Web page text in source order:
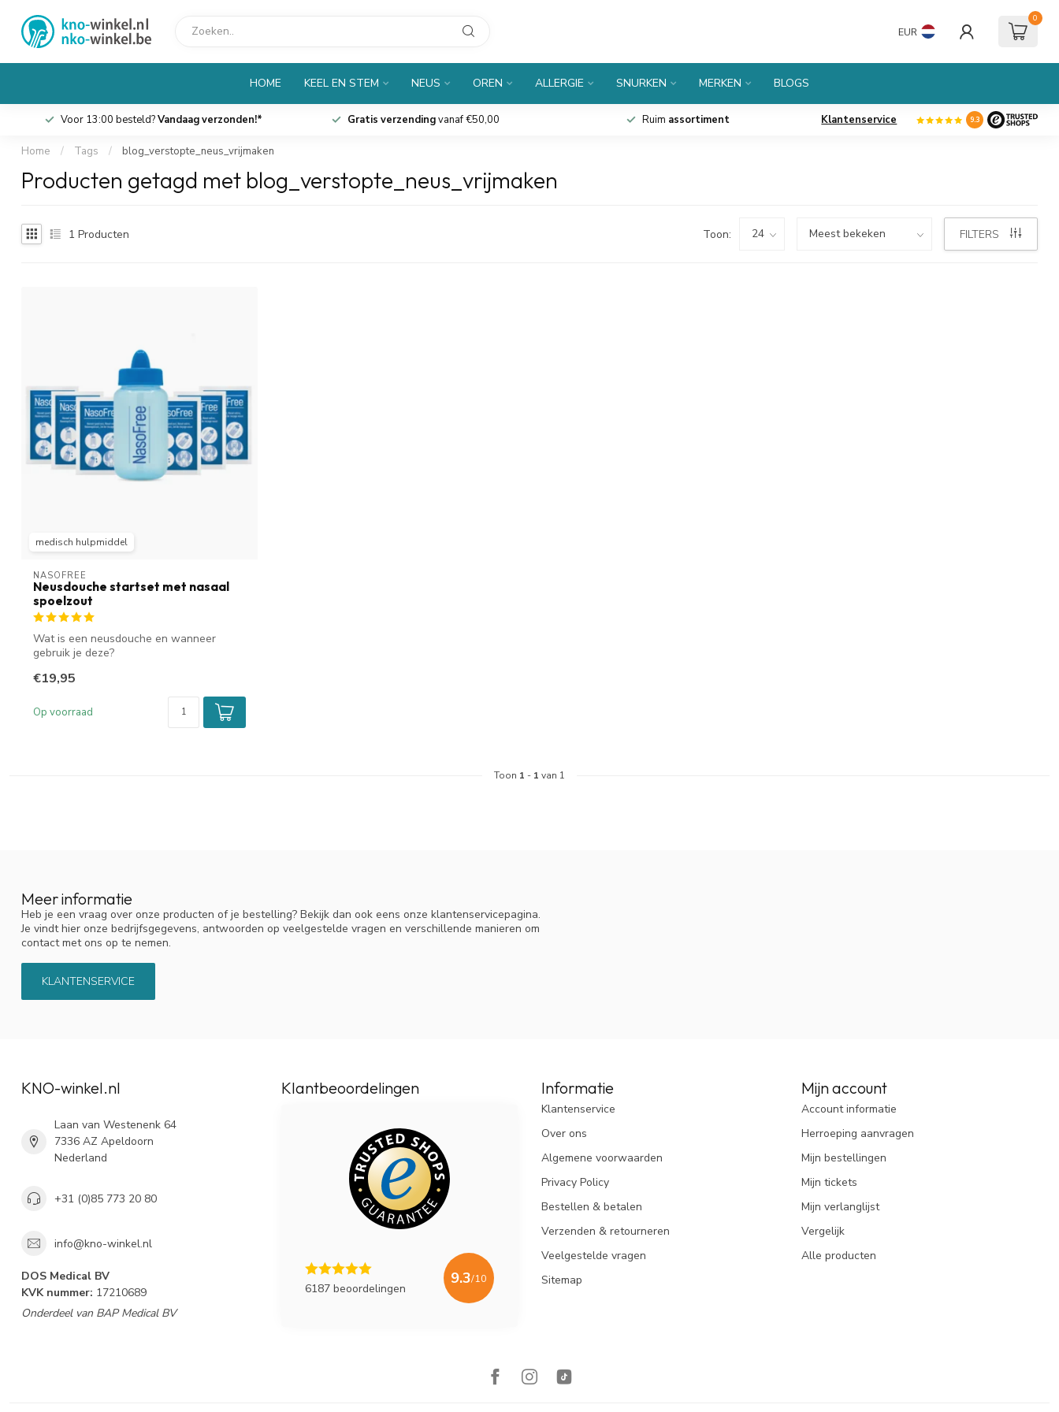
EUR
0
HOME KEEL EN STEM NEUS OREN ALLERGIE SNURKEN MERKEN BLOGS
Voor 13:00 besteld?Vandaag verzonden!* Gratis verzendingvanaf €50,00 Ruim assortiment Klantenservice 9.3
Home / Tags / blog_verstopte_neus_vrijmaken
Producten getagd met blog_verstopte_neus_vrijmaken
1 Producten Toon: FILTERS
medisch hulpmiddel
NASOFREE
Neusdouche startset met nasaal
spoelzout
Wat is een neusdouche en wanneer
gebruik je deze?
€19,95
Op voorraad
Toon 1 - 1 van 1
Meer informatie
Heb je een vraag over onze producten of je bestelling? Bekijk dan ook eens onze klantenservicepagina.
Je vindt hier onze bedrijfsgegevens, antwoorden op veelgestelde vragen en verschillende manieren om
contact met ons op te nemen.
KLANTENSERVICE
KNO-winkel.nl
Laan van Westenenk 64
7336 AZ Apeldoorn
Nederland
+31 (0)85 773 20 80
info@kno-winkel.nl
DOS Medical BV
KVK nummer: 17210689
Onderdeel van BAP Medical BV
Klantbeoordelingen
6187 beoordelingen
9.3/10
Informatie
Klantenservice
Over ons
Algemene voorwaarden
Privacy Policy
Bestellen & betalen
Verzenden & retourneren
Veelgestelde vragen
Sitemap
Mijn account
Account informatie
Herroeping aanvragen
Mijn bestellingen
Mijn tickets
Mijn verlanglijst
Vergelijk
Alle producten